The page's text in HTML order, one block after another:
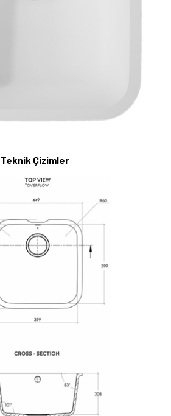
Teknik Çizimler